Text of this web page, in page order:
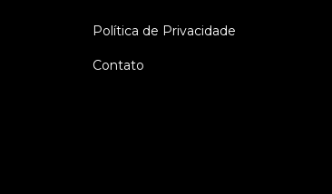
Política de Privacidade
Contato